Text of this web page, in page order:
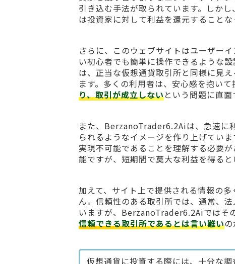
引き込む手法が取られています。しか
は投資家に対して利益を還元することな
さらに、このウェブサイトはユーザー
い初心者でも簡単に操作できるような
は、正当な仮想通貨取引所と同様に見
ます。多くの利用者は、安心感を抱い
り、取引が成立しないという問題に直面
また、BerzanoTrader6.2Aiは、急速に
られるようなイメージを作り上げてい
実現不可能であることを理解する必要
能ですが、短期間で莫大な利益を得る
加えて、サイト上で提供される情報の
ん。信頼性のある取引所では、通常、
いますが、BerzanoTrader6.2Aiではそ
信頼できる取引所であるとは言い難いの
仮想通貨に投資する際には、十分な調